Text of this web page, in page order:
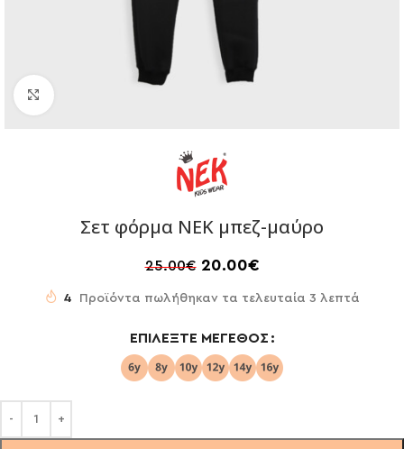
Σετ φόρμα NEK μπεζ-μαύρο
25.00€ 20.00€
4 Προϊόντα πωλήθηκαν τα τελευταία 3 λεπτά
ΕΠΙΛΈΞΤΕ ΜΈΓΕΘΟΣ